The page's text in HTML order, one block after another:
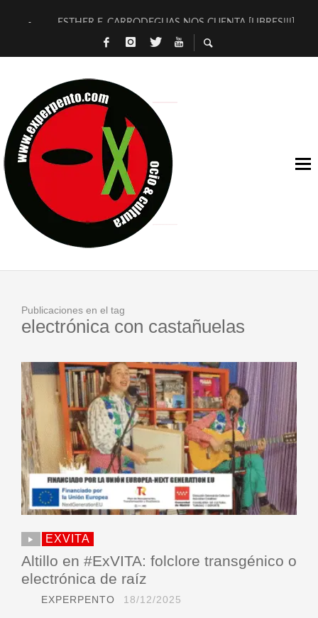
ESTHER F. CARRODEGUAS NOS CUENTA [LIBRES!!!]
[TERRA DE GUAPES] DE SANDRA MONFORT
TIMBRE 4, LA ESCUELA DEL DIRECTOR TEATRAL CLAUDIO
30 AÑOS (NO ES NADA) DE LA KATARSIS DEL TOMATAZO
MILITARES JUDÍAS EN #EXVITA
D’BALDOMEROS REINVENTAN [BITÁCORA 3.0] EN EXVITA
MARSHALL FLASH PRESENTA EN EXVITA [RELATIVA
JOFRE BARDAGÍ EN EXVITA INTERPRETANDO A SERRAT
Publicaciones en el tag
electrónica con castañuelas
EXVITA
Altillo en #ExVITA: folclore transgénico o
electrónica de raíz
EXPERPENTO 18/12/2025